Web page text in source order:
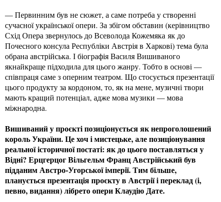
— Первинним був не сюжет, а саме потреба у створенні
сучасної української опери. За збігом обставин (керівництво
Схід Опера звернулось до Всеволода Кожемяка як до
Почесного консула Республіки Австрія в Харкові) тема була
обрана австрійська. І біографія Василя Вишиваного
якнайкраще підходила для цього жанру. Тобто в основі —
співпраця саме з оперним театром. Що стосується презентації
цього продукту за кордоном, то, як на мене, музичні твори
мають кращий потенціал, адже мова музики — мова
міжнародна.
Вишиваний у проєкті позиціонується як непроголошений
король України. Це хоч і мистецьке, але позиціонування
реальної історичної постаті: як до цього поставляться у
Відні? Ерцгерцог Вільгельм Франц Австрійський був
підданим Австро-Угорської імперії. Тим більше,
планується презентація проєкту в Австрії і переклад (і,
певно, видання) лібрето опери Клаудію Дате.